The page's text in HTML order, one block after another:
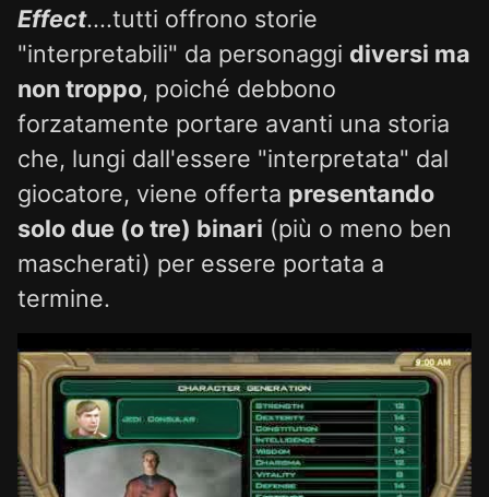
Effect....tutti offrono storie
"interpretabili" da personaggi diversi ma
non troppo, poiché debbono
forzatamente portare avanti una storia
che, lungi dall'essere "interpretata" dal
giocatore, viene offerta presentando
solo due (o tre) binari (più o meno ben
mascherati) per essere portata a
termine.